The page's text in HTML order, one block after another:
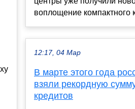
воплощение компактного
12:17, 04 Мар
В марте этого года
взяли рекордную
кредитов